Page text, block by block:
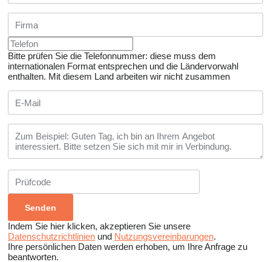
Bitte prüfen Sie die Telefonnummer: diese muss dem
internationalen Format entsprechen und die Ländervorwahl
enthalten. Mit diesem Land arbeiten wir nicht zusammen
Indem Sie hier klicken, akzeptieren Sie unsere
Datenschutzrichtlinien und Nutzungsvereinbarungen.
Ihre persönlichen Daten werden erhoben, um Ihre Anfrage zu
beantworten.